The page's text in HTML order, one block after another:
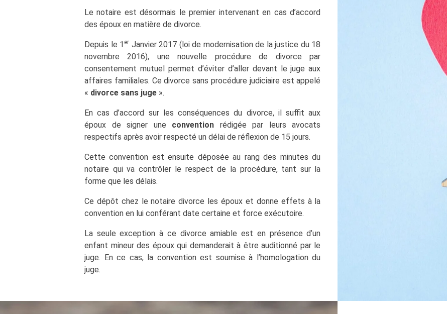
Le notaire est désormais le premier intervenant en cas d’accord
des époux en matière de divorce.
Depuis le 1 er Janvier 2017 (loi de modernisation de la justice du 18
novembre 2016), une nouvelle procédure de divorce par
consentement mutuel permet d’éviter d’aller devant le juge aux
affaires familiales. Ce divorce sans procédure judiciaire est appelé
« divorce sans juge ».
En cas d’accord sur les conséquences du divorce, il suffit aux
époux de signer une convention rédigée par leurs avocats
respectifs après avoir respecté un délai de réflexion de 15 jours.
Cette convention est ensuite déposée au rang des minutes du
notaire qui va contrôler le respect de la procédure, tant sur la
forme que les délais.
Ce dépôt chez le notaire divorce les époux et donne effets à la
convention en lui conférant date certaine et force exécutoire.
La seule exception à ce divorce amiable est en présence d’un
enfant mineur des époux qui demanderait à être auditionné par le
juge. En ce cas, la convention est soumise à l’homologation du
juge.